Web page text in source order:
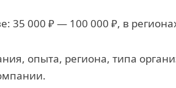
35 000 ₽ — 100 000 ₽, в
опыта, региона, типа